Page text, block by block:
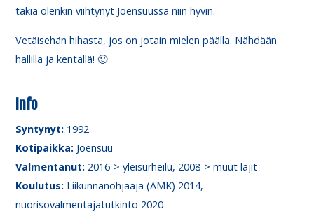
takia olenkin viihtynyt Joensuussa niin hyvin.
Vetäisehän hihasta, jos on jotain mielen päällä. Nähdään
hallilla ja kentällä! 🙂
Info
Syntynyt: 1992
Kotipaikka: Joensuu
Valmentanut: 2016-> yleisurheilu, 2008-> muut lajit
Koulutus: Liikunnanohjaaja (AMK) 2014,
nuorisovalmentajatutkinto 2020